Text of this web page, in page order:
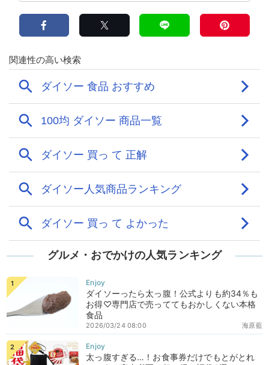
グルメ・おでかけの人気ランキング
ダイソーったら太っ腹！公式よりも約34％も
お得♡専門店で売っててもおかしくない本格
食品
海原藍
2026/03/24 08:00
太っ腹すぎる…！お食事券だけでもとがとれ